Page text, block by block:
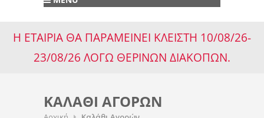
Η ΕΤΑΙΡΙΑ ΘΑ ΠΑΡΑΜΕΙΝΕΙ ΚΛΕΙΣΤΗ 10/08/26-
23/08/26 ΛΟΓΩ ΘΕΡΙΝΩΝ ΔΙΑΚΟΠΩΝ.
ΚΑΛΑΘΙ ΑΓΟΡΩΝ